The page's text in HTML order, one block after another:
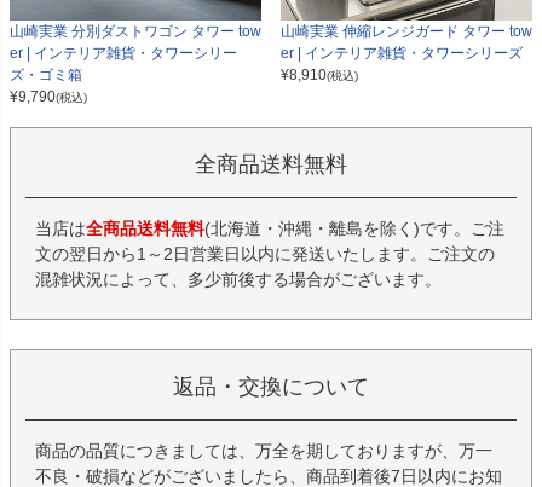
山崎実業 分別ダストワゴン タワー tow
er | インテリア雑貨・タワーシリー
ズ・ゴミ箱
¥9,790(税込)
山崎実業 伸縮レンジガード タワー tow
er | インテリア雑貨・タワーシリーズ
¥8,910(税込)
全商品送料無料
当店は全商品送料無料(北海道・沖縄・離島を除く)です。ご注
文の翌日から1～2日営業日以内に発送いたします。ご注文の
混雑状況によって、多少前後する場合がございます。
返品・交換について
商品の品質につきましては、万全を期しておりますが、万一
不良・破損などがございましたら、商品到着後7日以内にお知